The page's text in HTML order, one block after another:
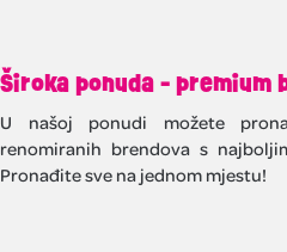
Široka ponuda - premium
U našoj ponudi možete
renomiranih brendova s
Pronađite sve na jednom mjestu!